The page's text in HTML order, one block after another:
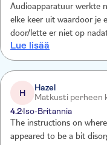
Audioapparatuur werkte
elke keer uit waardoor je
door/lette er niet op
gemaakt verder was de
gids van de dag ervoor.
Lue lisää
H
Hazel
Matkusti perheen
4.2Iso-Britannia
The instructions on
appeared to be a bit